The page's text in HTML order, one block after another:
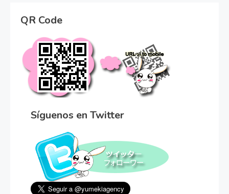
QR Code
Síguenos en Twitter